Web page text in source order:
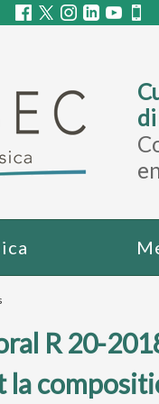
R 20-